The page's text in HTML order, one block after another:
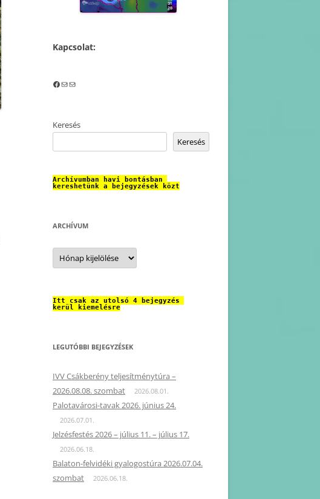
Kapcsolat:
Facebook
Mail
Mail
Keresés
Keresés
Archívumban havi bontásban
kereshetünk a bejegyzések közt
ARCHÍVUM
Archívum
Itt csak az utolsó 4 bejegyzés
kerül kiemelésre
LEGUTÓBBI BEJEGYZÉSEK
IVV Csákberény teljesítménytúra –
2026.08.08. szombat
2026.08.01.
Palotavárosi-tavak 2026. június 24.
2026.07.01.
Jelzésfestés 2026 – július 11. – július 17.
2026.06.18.
Balaton-felvidéki gyalogostúra 2026.07.04.
szombat
2026.06.18.